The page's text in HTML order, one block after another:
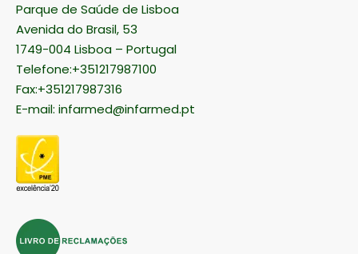
Parque de Saúde de Lisboa
Avenida do Brasil, 53
1749-004 Lisboa – Portugal
Telefone:+351217987100
Fax:+351217987316
E-mail: infarmed@infarmed.pt